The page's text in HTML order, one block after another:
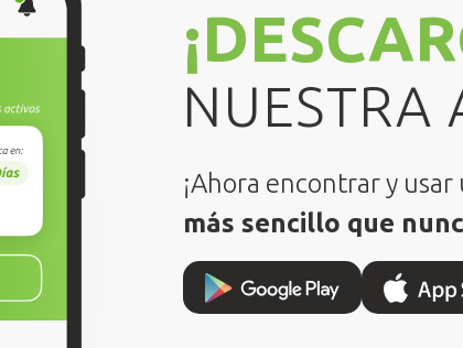
NUESTRA
¡Ahora encontrar y
más sencillo que